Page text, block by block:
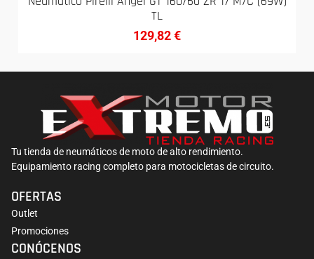
TL
129,82€
Tu tienda de neumáticos de moto de alto rendimiento.
Equipamiento racing completo para motocicletas de circuito.
OFERTAS
Outlet
Promociones
CONÓCENOS